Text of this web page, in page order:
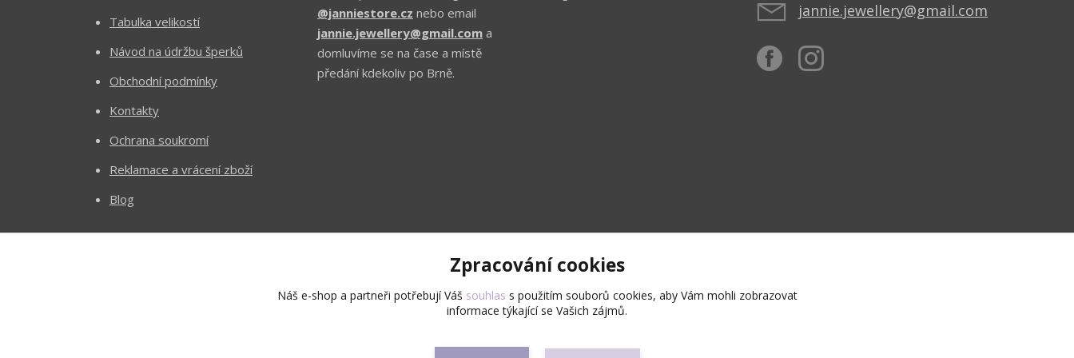
Tabulka velikostí
Návod na údržbu šperků
Obchodní podmínky
Kontakty
Ochrana soukromí
Reklamace a vrácení zboží
Blog
@janniestore.cz nebo email
jannie.jewellery@gmail.com a
domluvíme se na čase a místě
předání kdekoliv po Brně.
jannie.jewellery@gmail.com
Upravit sběr cookies.
Zpracování cookies
Náš e-shop a partneři potřebují Váš souhlas s použitím souborů cookies, aby Vám mohli zobrazovat
informace týkající se Vašich zájmů.